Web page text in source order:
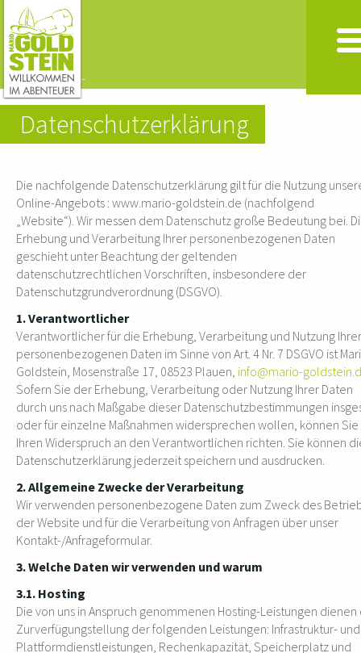
Datenschutzerklärung
Die nachfolgende Datenschutzerklärung gilt für die Nutzung
Online-Angebots : www.mario-goldstein.de (nachfolgend
„Website“). Wir messen dem Datenschutz große Bedeutung bei.
Erhebung und Verarbeitung Ihrer personenbezogenen Daten
geschieht unter Beachtung der geltenden
datenschutzrechtlichen Vorschriften, insbesondere der
Datenschutzgrundverordnung (DSGVO).
1. Verantwortlicher
Verantwortlicher für die Erhebung, Verarbeitung und Nutzung Ihrer
personenbezogenen Daten im Sinne von Art. 4 Nr. 7 DSGVO ist
Goldstein, Mosenstraße 17, 08523 Plauen, info@mario-
Sofern Sie der Erhebung, Verarbeitung oder Nutzung Ihrer Daten
durch uns nach Maßgabe dieser Datenschutzbestimmungen
oder für einzelne Maßnahmen widersprechen wollen, können Sie
Ihren Widerspruch an den Verantwortlichen richten. Sie können
Datenschutzerklärung jederzeit speichern und ausdrucken.
2. Allgemeine Zwecke der Verarbeitung
Wir verwenden personenbezogene Daten zum Zweck des
der Website und für die Verarbeitung von Anfragen über unser
Kontakt-/Anfrageformular.
3. Welche Daten wir verwenden und warum
3.1. Hosting
Die von uns in Anspruch genommenen Hosting-Leistungen dienen
Zurverfügungstellung der folgenden Leistungen: Infrastruktur- und
Plattformdienstleistungen, Rechenkapazität, Speicherplatz und